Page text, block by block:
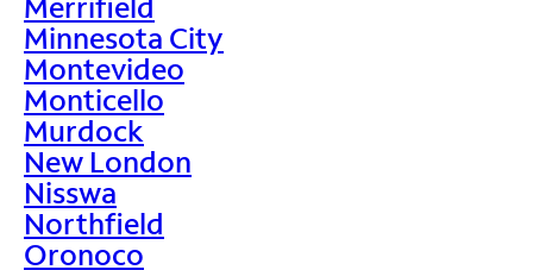
Minnesota City
Montevideo
Monticello
Murdock
New London
Nisswa
Northfield
Oronoco